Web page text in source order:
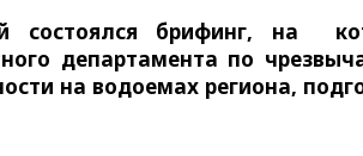
состоялся брифинг, на
департамента по
на водоемах региона,